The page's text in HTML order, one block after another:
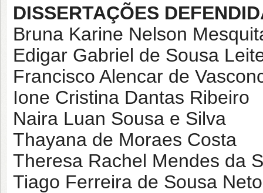
DISSERTAÇÕES
Bruna Karine Nelson
Edigar Gabriel de Sousa
Francisco Alencar de
Ione Cristina Dantas Ribeiro
Naira Luan Sousa e Silva
Thayana de Moraes Costa
Theresa Rachel Mendes da
Tiago Ferreira de Sousa Neto